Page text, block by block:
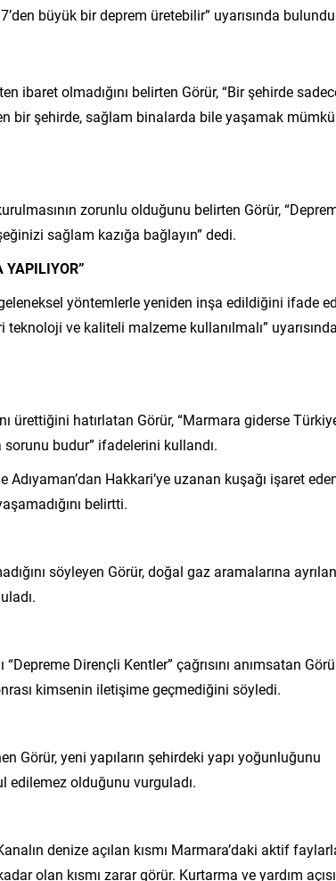
büyük bir deprem üretebilir” uyarısında
ibaret olmadığını belirten Görür, “Bir şehirde
bir şehirde, sağlam binalarda bile yaşamak
zorunlu olduğunu belirten Görür,
sağlam kazığa bağlayın” dedi.
YAPILIYOR”
yöntemlerle yeniden inşa edildiğini ifade
ve kaliteli malzeme kullanılmalı” uyarısında
ürettiğini hatırlatan Görür, “Marmara giderse
sorunu budur” ifadelerini kullandı.
Hakkari’ye uzanan kuşağı işaret
belirtti.
söyleyen Görür, doğal gaz aramalarına ayrılan
Dirençli Kentler” çağrısını anımsatan
kimsenin iletişime geçmediğini söyledi.
Görür, yeni yapıların şehirdeki yapı yoğunluğunu
edilemez olduğunu vurguladı.
denize açılan kısmı Marmara’daki aktif
olan kısmı zarar görür. Kurtarma ve yardım